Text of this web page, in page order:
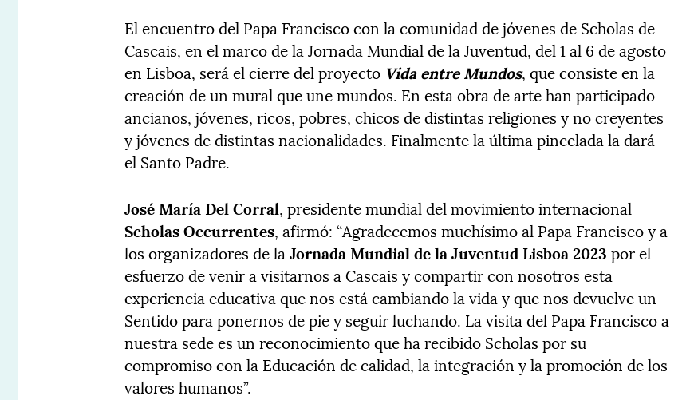
El encuentro del Papa Francisco con la comunidad de jóvenes de Scholas de
Cascais, en el marco de la Jornada Mundial de la Juventud, del 1 al 6 de agosto
en Lisboa, será el cierre del proyecto Vida entre Mundos, que consiste en la
creación de un mural que une mundos. En esta obra de arte han participado
ancianos, jóvenes, ricos, pobres, chicos de distintas religiones y no creyentes
y jóvenes de distintas nacionalidades. Finalmente la última pincelada la dará
el Santo Padre.
José María Del Corral, presidente mundial del movimiento internacional
Scholas Occurrentes, afirmó: “Agradecemos muchísimo al Papa Francisco y a
los organizadores de laJornada Mundial de la Juventud Lisboa 2023 por el
esfuerzo de venir a visitarnos a Cascais y compartir con nosotros esta
experiencia educativa que nos está cambiando la vida y que nos devuelve un
Sentido para ponernos de pie y seguir luchando. La visita del Papa Francisco a
nuestra sede es un reconocimiento que ha recibido Scholas por su
compromiso con la Educación de calidad, la integración y la promoción de los
valores humanos”.